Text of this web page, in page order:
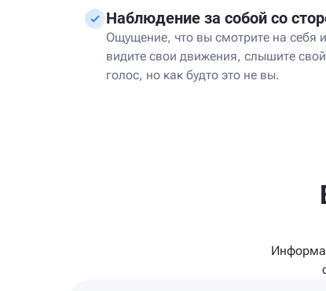
Наблюдение за собой со
Ощущение, что вы смотрите на себя
видите свои движения, слышите свой
голос, но как будто это не вы.